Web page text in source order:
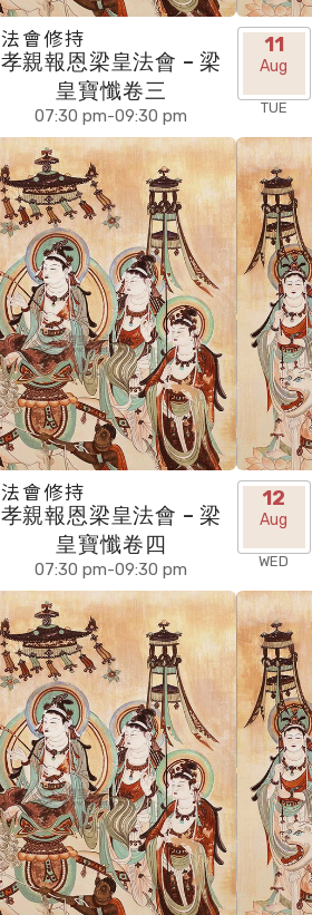
法會修持
孝親報恩梁皇法會 – 梁
皇寶懺卷三
07:30 pm-09:30 pm
11
Aug
TUE
法會修持
孝親報恩梁皇法會 – 梁
皇寶懺卷四
07:30 pm-09:30 pm
12
Aug
WED